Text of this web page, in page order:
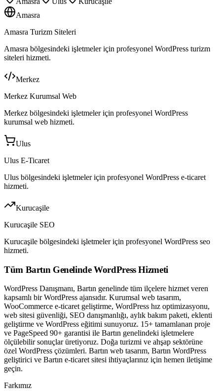
Amasra
Amasra Turizm Siteleri
Amasra bölgesindeki işletmeler için profesyonel WordPress turizm
siteleri hizmeti.
Merkez
Merkez Kurumsal Web
Merkez bölgesindeki işletmeler için profesyonel WordPress
kurumsal web hizmeti.
Ulus
Ulus E-Ticaret
Ulus bölgesindeki işletmeler için profesyonel WordPress e-ticaret
hizmeti.
Kurucaşile
Kurucaşile SEO
Kurucaşile bölgesindeki işletmeler için profesyonel WordPress seo
hizmeti.
Tüm Bartın Genelinde WordPress Hizmeti
WordPress Danışmanı, Bartın genelinde tüm ilçelere hizmet veren
kapsamlı bir WordPress ajansıdır. Kurumsal web tasarım,
WooCommerce e-ticaret geliştirme, WordPress hız optimizasyonu,
web sitesi güvenliği, SEO danışmanlığı, aylık bakım paketi, eklenti
geliştirme ve WordPress eğitimi sunuyoruz. 15+ tamamlanan proje
ve PageSpeed 90+ garantisi ile Bartın genelindeki işletmelere
ölçülebilir sonuçlar üretiyoruz. Doğa turizmi ve ahşap sektörüne
özel WordPress çözümleri. Bartın web tasarım, Bartın WordPress
geliştirici ve Bartın e-ticaret sitesi ihtiyaçlarınız için hemen iletişime
geçin.
Farkımız